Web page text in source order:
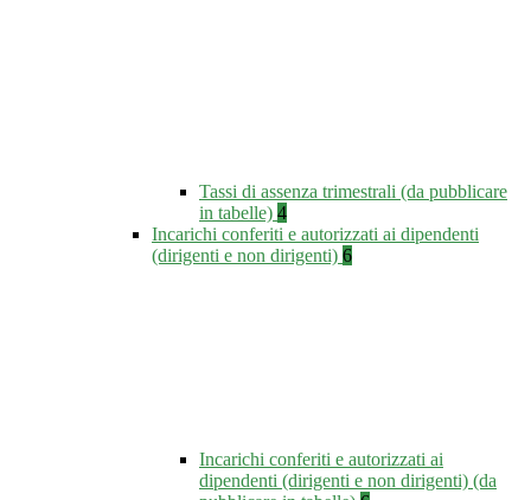
Tassi di assenza trimestrali (da pubblicare
in tabelle) 4
Incarichi conferiti e autorizzati ai dipendenti
(dirigenti e non dirigenti) 6
Incarichi conferiti e autorizzati ai
dipendenti (dirigenti e non dirigenti) (da